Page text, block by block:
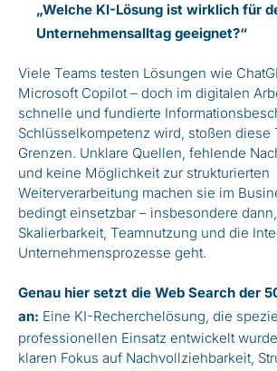
„Welche KI-Lösung ist wirklich für
Unternehmensalltag geeignet?“
Viele Teams testen Lösungen wie
Microsoft Copilot – doch im digitalen
schnelle und fundierte
Schlüsselkompetenz wird, stoßen diese
Grenzen. Unklare Quellen, fehlende
und keine Möglichkeit zur strukturierten
Weiterverarbeitung machen sie im
bedingt einsetzbar – insbesondere
Skalierbarkeit, Teamnutzung und die
Unternehmensprozesse geht.
Genau hier setzt die Web Search der
an: Eine KI-Recherchelösung, die
professionellen Einsatz entwickelt
klaren Fokus auf Nachvollziehbarkeit,